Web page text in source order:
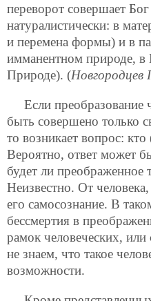
переворот совершает
натуралистически: в
и перемена формы) и в
имманентном природе,
Природе). (Новгородцев
Если преобразование
быть совершено только
то возникает вопрос:
Вероятно, ответ может
будет ли преображенное
Неизвестно. От
его самосознание. В
бессмертия в
рамок человеческих,
не знаем, что такое
возможности.